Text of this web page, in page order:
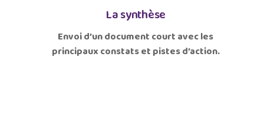
La synthèse
Envoi d’un document court avec les
principaux constats et pistes d’action.